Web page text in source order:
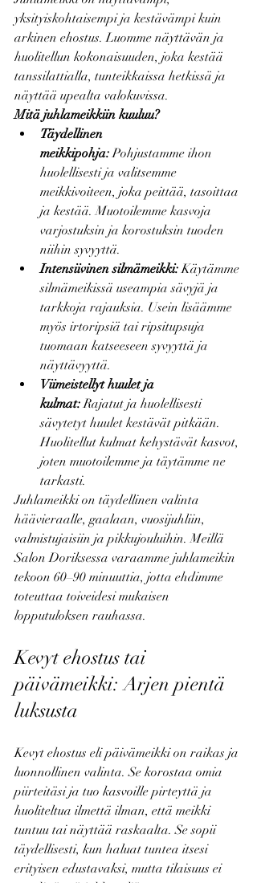
yksityiskohtaisempi ja kestävämpi kuin
arkinen ehostus. Luomme näyttävän ja
huolitellun kokonaisuuden, joka kestää
tanssilattialla, tunteikkaissa hetkissä ja
näyttää upealta valokuvissa.
Mitä juhlameikkiin kuuluu?
Täydellinen
meikkipohja: Pohjustamme ihon
huolellisesti ja valitsemme
meikkivoiteen, joka peittää, tasoittaa
ja kestää. Muotoilemme kasvoja
varjostuksin ja korostuksin tuoden
niihin syvyyttä.
Intensiivinen silmämeikki: Käytämme
silmämeikissä useampia sävyjä ja
tarkkoja rajauksia. Usein lisäämme
myös irtoripsiä tai ripsitupsuja
tuomaan katseeseen syvyyttä ja
näyttävyyttä.
Viimeistellyt huulet ja
kulmat: Rajatut ja huolellisesti
sävytetyt huulet kestävät pitkään.
Huolitellut kulmat kehystävät kasvot,
joten muotoilemme ja täytämme ne
tarkasti.
Juhlameikki on täydellinen valinta
häävieraalle, gaalaan, vuosijuhliin,
valmistujaisiin ja pikkujouluihin. Meillä
Salon Doriksessa varaamme juhlameikin
tekoon 60–90 minuuttia, jotta ehdimme
toteuttaa toiveidesi mukaisen
lopputuloksen rauhassa.
Kevyt ehostus tai
päivämeikki: Arjen pientä
luksusta
Kevyt ehostus eli päivämeikki on raikas ja
luonnollinen valinta. Se korostaa omia
piirteitäsi ja tuo kasvoille pirteyttä ja
huoliteltua ilmettä ilman, että meikki
tuntuu tai näyttää raskaalta. Se sopii
täydellisesti, kun haluat tuntea itsesi
erityisen edustavaksi, mutta tilaisuus ei